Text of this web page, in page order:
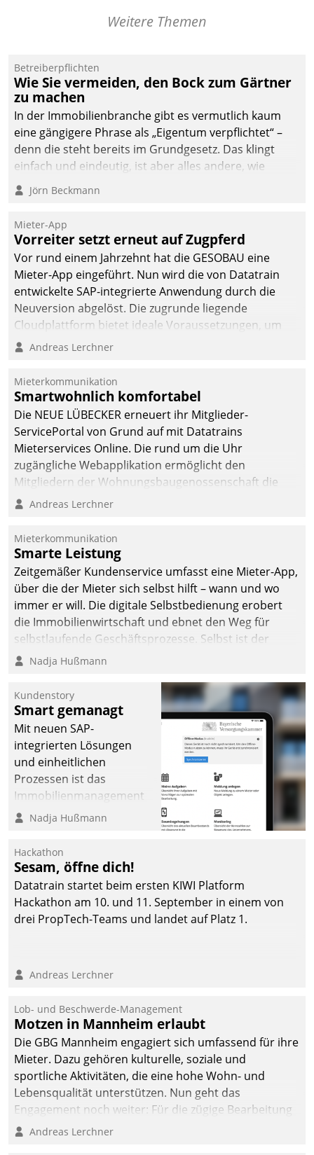
profitieren: Die nahtlose
Datatrain ermöglicht
automatisiert ausgelöste,
zielgerichtete
Mieterbefragungen – eine
starke Grundlage für
intelligente,
Entscheidungen.
Weitere Themen
Betreiberpflichten
Wie Sie vermeiden, den Bock zum Gärtner
zu machen
In der Immobilienbranche gibt es vermutlich kaum
eine gängigere Phrase als „Eigentum verpflichtet“ –
denn die steht bereits im Grundgesetz. Das klingt
einfach und eindeutig, ist aber alles andere, wie
Branchenbeschäftigte wissen. Denn mit der
Verantwortung folgen Verpflichtungen.
Jörn Beckmann
Mieter-App
Vorreiter setzt erneut auf Zugpferd
Vor rund einem Jahrzehnt hat die GESOBAU eine
Mieter-App eingeführt. Nun wird die von Datatrain
entwickelte SAP-integrierte Anwendung durch die
Neuversion abgelöst. Die zugrunde liegende
Cloudplattform bietet ideale Voraussetzungen, um
die Funktionalität der App zu erweitern und weitere
integrieren.
Andreas Lerchner
Mieterkommunikation
Smartwohnlich komfortabel
Die NEUE LÜBECKER erneuert ihr Mitglieder-
ServicePortal von Grund auf mit Datatrains
Mieterservices Online. Die rund um die Uhr
zugängliche Webapplikation ermöglicht den
Mitgliedern der Wohnungs­bau­genossenschaft die
Kontaktaufnahme per Smartphone, Tablet oder PC.
Andreas Lerchner
Mieterkommunikation
Smarte Leistung
Zeitgemäßer Kundenservice umfasst eine Mieter-App,
über die der Mieter sich selbst hilft – wann und wo
immer er will. Die digitale Selbstbedienung erobert
die Immobilienwirtschaft und ebnet den Weg für
selbstlaufende Geschäftsprozesse. Selbst ist der
Kunde und smart der Serviceanbieter.
Nadja Hußmann
Kundenstory
Smart gemanagt
Mit neuen SAP-
integrierten Lösungen
und einheitlichen
Prozessen ist das
Immobilienmanagement
der Bayerischen
Ressort Kapitalanlage für
künftige Aufgaben und
Herausforderungen
gerüstet.
Nadja Hußmann
Hackathon
Sesam, öffne dich!
Datatrain startet beim ersten KIWI Platform
Hackathon am 10. und 11. September in einem von
drei PropTech-Teams und landet auf Platz 1.
Andreas Lerchner
Lob- und Beschwerde-Management
Motzen in Mannheim erlaubt
Die GBG Mannheim engagiert sich umfassend für ihre
Mieter. Dazu gehören kulturelle, soziale und
sportliche Aktivitäten, die eine hohe Wohn- und
Lebensqualität unterstützen. Nun geht das
Engagement noch weiter: Für die zügige Bearbeitung
von Beschwerden – oder Lob – richtet das
Andreas Lerchner